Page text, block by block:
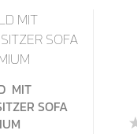
MIT
SOFA
MIT
SOFA